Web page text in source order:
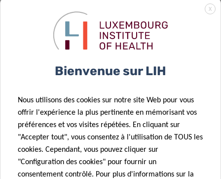
opportunité
pour de
meilleurs
diabète
révolutionne
la surveillance
respiratoire
type 1 : L’IA
ouvre de
pistes pour
des soins
personnalisés
Un modèle
d’apprentissage
automatique
les résultats
de la COVID-19
X
Bienvenue sur LIH
Nous utilisons des cookies sur notre site Web pour vous
offrir l'expérience la plus pertinente en mémorisant vos
préférences et vos visites répétées. En cliquant sur
"Accepter tout", vous consentez à l'utilisation de TOUS les
cookies. Cependant, vous pouvez cliquer sur
"Configuration des cookies" pour fournir un
consentement contrôlé. Pour plus d'informations sur la